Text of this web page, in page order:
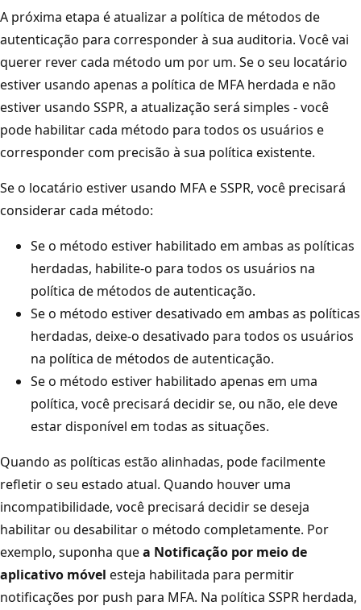
A próxima etapa é atualizar a política de métodos de
autenticação para corresponder à sua auditoria. Você vai
querer rever cada método um por um. Se o seu locatário
estiver usando apenas a política de MFA herdada e não
estiver usando SSPR, a atualização será simples - você
pode habilitar cada método para todos os usuários e
corresponder com precisão à sua política existente.
Se o locatário estiver usando MFA e SSPR, você precisará
considerar cada método:
Se o método estiver habilitado em ambas as políticas
herdadas, habilite-o para todos os usuários na
política de métodos de autenticação.
Se o método estiver desativado em ambas as políticas
herdadas, deixe-o desativado para todos os usuários
na política de métodos de autenticação.
Se o método estiver habilitado apenas em uma
política, você precisará decidir se, ou não, ele deve
estar disponível em todas as situações.
Quando as políticas estão alinhadas, pode facilmente
refletir o seu estado atual. Quando houver uma
incompatibilidade, você precisará decidir se deseja
habilitar ou desabilitar o método completamente. Por
exemplo, suponha quea Notificação por meio de
aplicativo móvel esteja habilitada para permitir
notificações por push para MFA. Na política SSPR herdada,